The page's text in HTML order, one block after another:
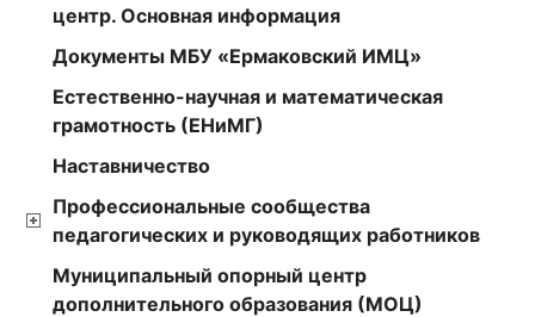
центр. Основная информация
Документы МБУ «Ермаковский ИМЦ»
Естественно-научная и математическая
грамотность (ЕНиМГ)
Наставничество
Профессиональные сообщества
педагогических и руководящих работников
Муниципальный опорный центр
дополнительного образования (МОЦ)